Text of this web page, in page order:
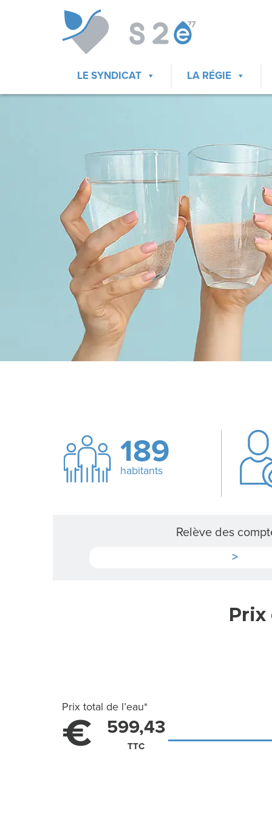
LE SYNDICAT LA RÉGIE
189
habitants
Relève des
>
Prix
Prix total de l’eau*
€ 599,43
TTC